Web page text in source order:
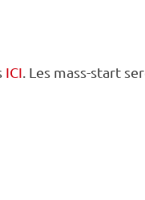
ICI. Les mass-start